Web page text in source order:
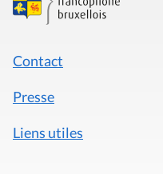
Contact
Presse
Liens utiles